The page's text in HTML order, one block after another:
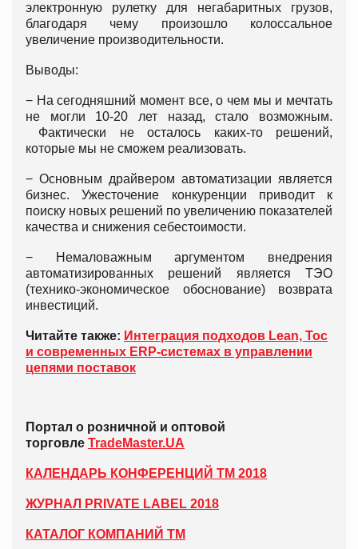
электронную рулетку для негабаритных грузов,
благодаря чему произошло колоссальное
увеличение производительности.
Выводы:
− На сегодняшний момент все, о чем мы и мечтать
не могли 10-20 лет назад, стало возможным.
Фактически не осталось каких-то решений,
которые мы не сможем реализовать.
− Основным драйвером автоматизации является
бизнес. Ужесточение конкуренции приводит к
поиску новых решений по увеличению показателей
качества и снижения себестоимости.
− Немаловажным аргументом внедрения
автоматизированных решений является ТЭО
(технико-экономическое обоснование) возврата
инвестиций.
Читайте также: Интеграция подходов Lean, Toc
и современных ERP-системах в управлении
цепями поставок
Портал о розничной и оптовой
торговле TradeMaster.UA
КАЛЕНДАРЬ КОНФЕРЕНЦИЙ ТМ 2018
ЖУРНАЛ PRIVATE LABEL 2018
КАТАЛОГ КОМПАНИЙ ТМ